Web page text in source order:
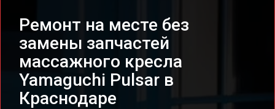
Ремонт на месте без
замены запчастей
массажного кресла
Yamaguchi Pulsar в
Краснодаре